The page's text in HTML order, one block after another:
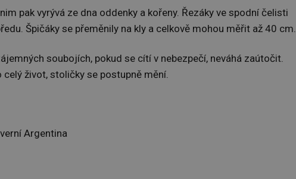
pak vyrývá ze dna oddenky a kořeny. Řezáky ve spodní čelisti
Špičáky se přeměnily na kly a celkově mohou měřit až 40 cm.
soubojích, pokud se cítí v nebezpečí, neváhá zaútočit.
život, stoličky se postupně mění.
Argentina